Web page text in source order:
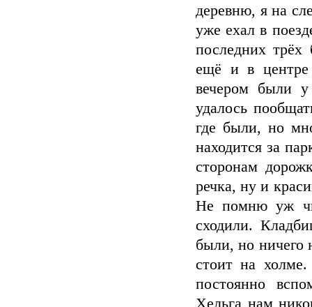
деревню, я на
уже ехал в
последних трёх
ещё и в
вечером были
удалось
где были, но
находится за
сторонам
речка, ну и
Не помню уж
сходили.
были, но ничего
стоит на
постоянно
Хельга нам